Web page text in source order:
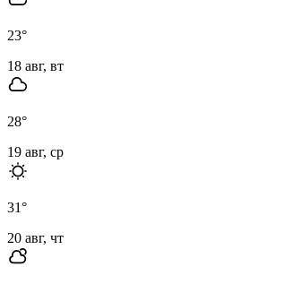
23°
18 авг, вт
28°
19 авг, ср
31°
20 авг, чт